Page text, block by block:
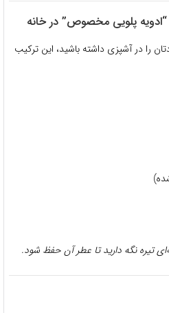
پلویی مخصوص” در خانه
را در آشپزی داشته باشید، این ترکیب
تیره نگه دارید تا عطر آن حفظ شود.